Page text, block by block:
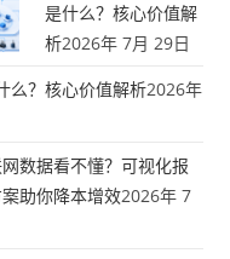
是什么？核心价值解
析2026年 7月 29日
么？核心价值解析2026年
数据看不懂？可视化报
助你降本增效2026年 7